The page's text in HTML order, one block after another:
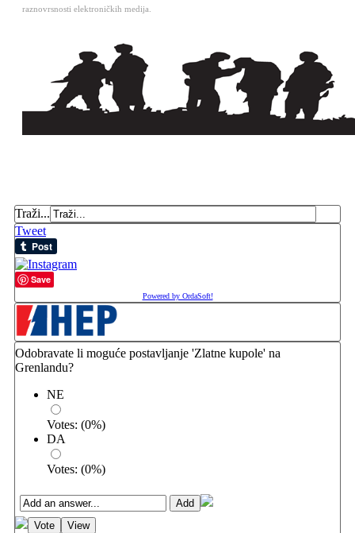
raznovrsnosti elektroničkih medija.
Traži...
Tweet
Save
Powered by OrdaSoft!
Odobravate li moguće postavljanje 'Zlatne kupole' na
Grenlandu?
NE
Votes: (0%)
DA
Votes: (0%)